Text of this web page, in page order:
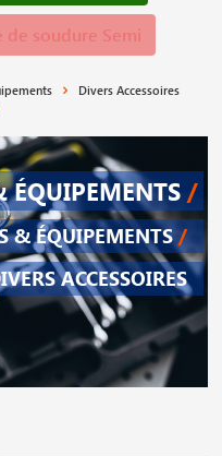
soudure Semi
Divers Accessoires
ÉQUIPEMENTS /
& ÉQUIPEMENTS /
ACCESSOIRES